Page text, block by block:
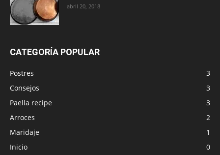
abril 20, 2018
CATEGORÍA POPULAR
Postres
3
Consejos
3
Paella recipe
3
Arroces
2
Maridaje
1
Inicio
0